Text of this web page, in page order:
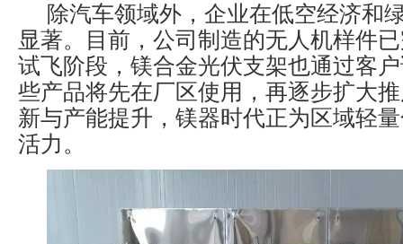
除汽车领域外，企业在低空经济和
显著。目前，公司制造的无人机样件
试飞阶段，镁合金光伏支架也通过客
些产品将先在厂区使用，再逐步扩大
新与产能提升，镁器时代正为区域轻
活力。